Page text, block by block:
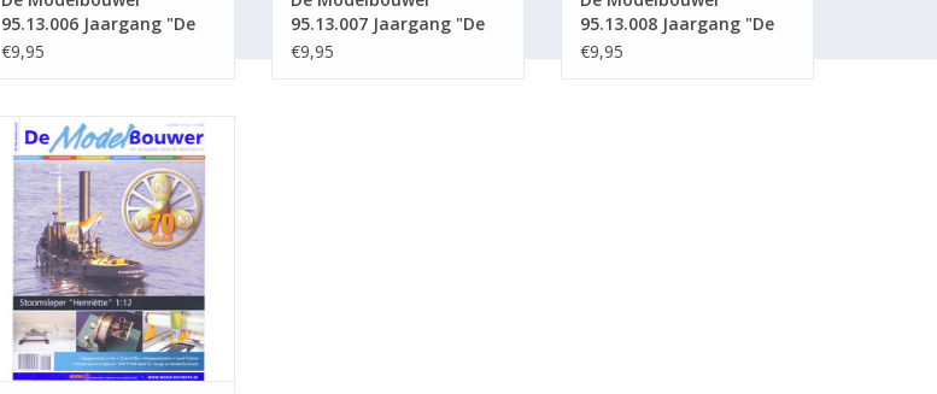
95.13.006 Jaargang "De
Modelbouwer" Editie :
€9,95
95.13.007 Jaargang "De
Modelbouwer" Editie :
€9,95
95.13.008 Jaargang "De
Modelbouwer" Editie :
€9,95
De Modelbouwer 95.13.010
Jaargang "De Modelbouwer"
Editie : 13.010 (PDF)
TOEVOEGEN AAN WINKELWAGEN